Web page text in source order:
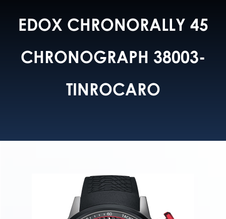
EDOX CHRONORALLY 45
CHRONOGRAPH 38003-
TINROCARO